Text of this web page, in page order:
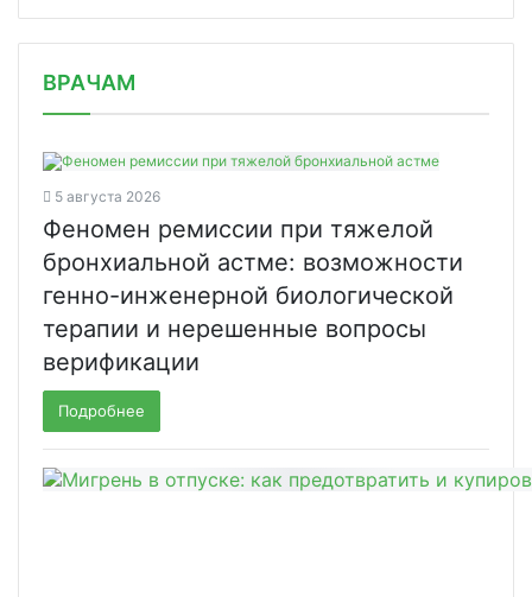
ВРАЧАМ
5 августа 2026
Феномен ремиссии при тяжелой
бронхиальной астме: возможности
генно-инженерной биологической
терапии и нерешенные вопросы
верификации
Подробнее